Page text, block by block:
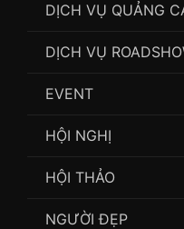
DỊCH VỤ QUẢNG
DỊCH VỤ
EVENT
HỘI NGHỊ
HỘI THẢO
NGƯỜI ĐẸP